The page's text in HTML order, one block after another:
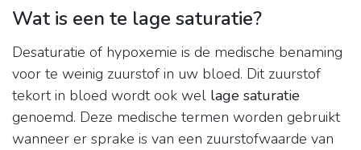
Wat is een te lage saturatie?
Desaturatie of hypoxemie is de medische benaming
voor te weinig zuurstof in uw bloed. Dit zuurstof
tekort in bloed wordt ook wel lage saturatie
genoemd. Deze medische termen worden gebruikt
wanneer er sprake is van een zuurstofwaarde van